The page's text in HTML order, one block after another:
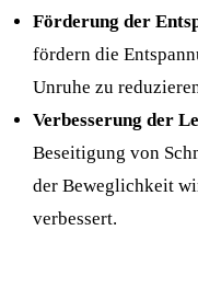
Förderung der
fördern die
Unruhe zu
Verbesserung der
Beseitigung von
der Beweglichkeit
verbessert.